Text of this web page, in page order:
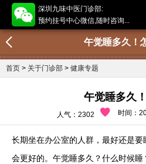
深圳九味中医门诊部:
预约挂号中心微信,随时咨询...
午觉睡多久！
首页 > 关于门诊部 > 健康专题
午觉睡多久
人气：2302 时间：
长期坐在办公室的人群，最好还是
会更好的。午觉睡多久？什么时候